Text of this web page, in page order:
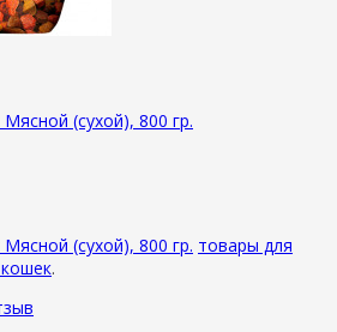
(сухой), 800 гр.
(сухой), 800 гр. товары для
.